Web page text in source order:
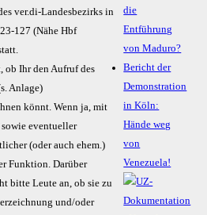
ver.di-Landesbezirks in
127 (Nähe Hbf
ob Ihr den Aufruf des
Anlage)
könnt. Wenn ja, mit
eventueller
(oder auch ehem.)
Funktion. Darüber
bitte Leute an, ob sie zu
und/oder
die
Entführung
von Maduro?
Bericht der
Demonstration
in Köln:
Hände weg
von
Venezuela!